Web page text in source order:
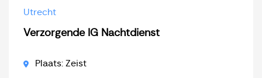
Utrecht
Verzorgende IG Nachtdienst
Plaats: Zeist